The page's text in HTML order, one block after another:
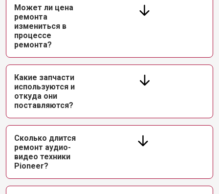
Может ли цена
ремонта
измениться в
процессе
ремонта?
Какие запчасти
используются и
откуда они
поставляются?
Сколько длится
ремонт аудио-
видео техники
Pioneer?